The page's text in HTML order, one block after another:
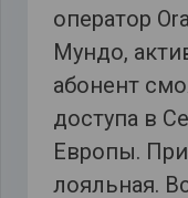
оператор
Мундо,
абонент
доступа в
Европы. При
лояльная.